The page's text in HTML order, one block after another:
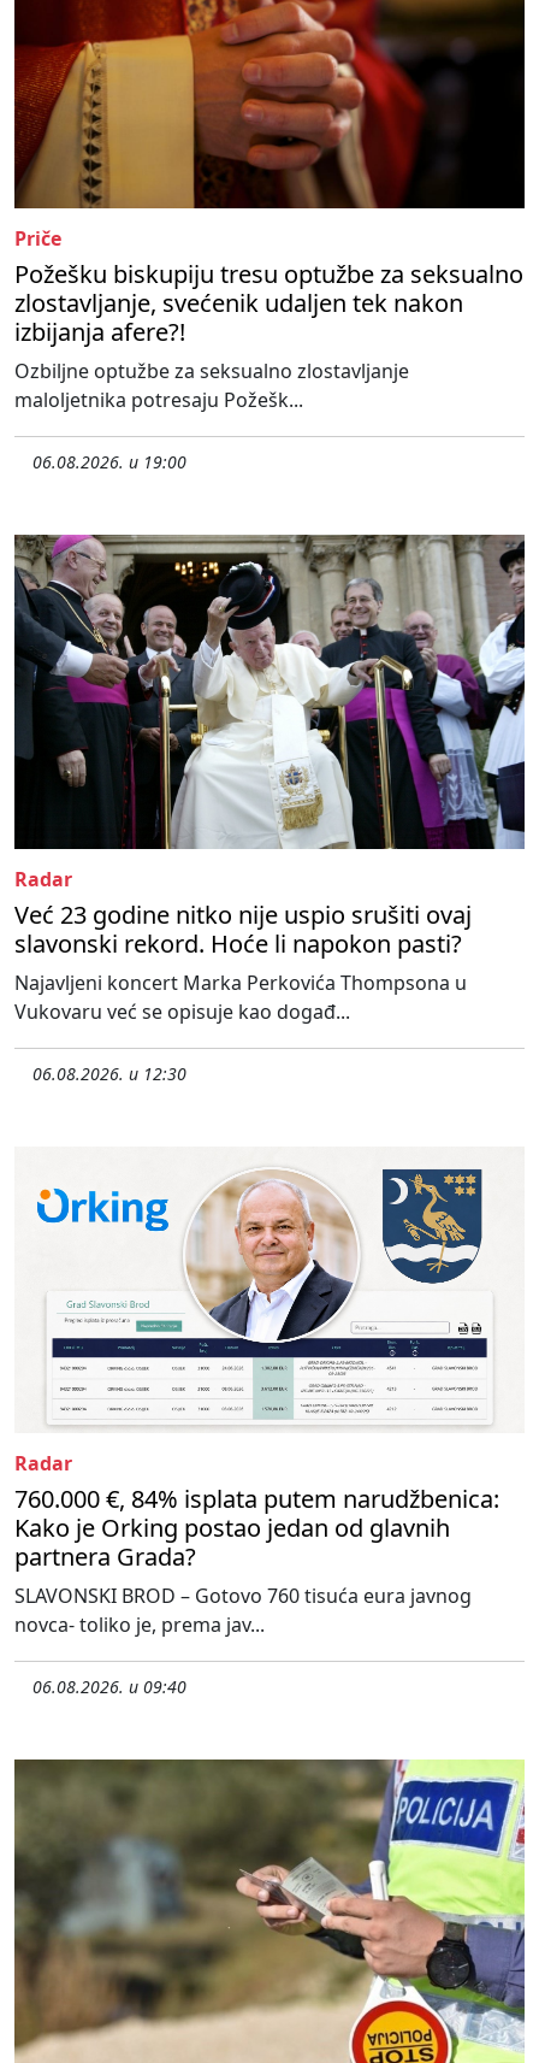
Priče
Požešku biskupiju tresu optužbe za seksualno
zlostavljanje, svećenik udaljen tek nakon
izbijanja afere?!
Ozbiljne optužbe za seksualno zlostavljanje
maloljetnika potresaju Požešk...
06.08.2026. u 19:00
Radar
Već 23 godine nitko nije uspio srušiti ovaj
slavonski rekord. Hoće li napokon pasti?
Najavljeni koncert Marka Perkovića Thompsona u
Vukovaru već se opisuje kao događ...
06.08.2026. u 12:30
Radar
760.000 €, 84% isplata putem narudžbenica:
Kako je Orking postao jedan od glavnih
partnera Grada?
SLAVONSKI BROD – Gotovo 760 tisuća eura javnog
novca- toliko je, prema jav...
06.08.2026. u 09:40